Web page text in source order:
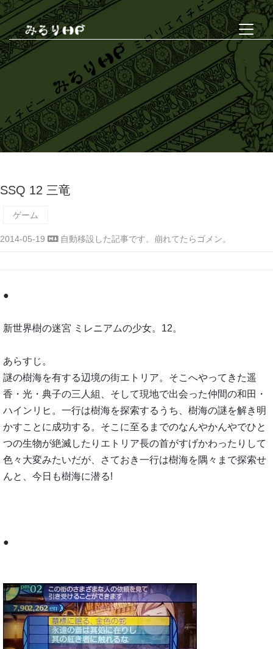
SSQ 12 三竜
ゲーム
2014-05-19 自動移設した記事です。崩れてたらゴメン。
●
新世界樹の迷宮 ミレニアムの少女。12。
あらすじ。
謎の樹海を有する辺境の街エトリア。そこへやってきた遥
香・光・典子の三人組、そして現地で出会った仲間の和田・
ハインリヒ。一行は樹海を探索するうち、樹海の謎を解き明
かすことに成功する。そこに至るまでのなんやかんやでひと
つの生物が絶滅したりエトリア長の首がすげかわったりして
色々大変みたいだが、さておき一行は樹海を隅々まで探索せ
んと、今日も樹海に潜る!
●